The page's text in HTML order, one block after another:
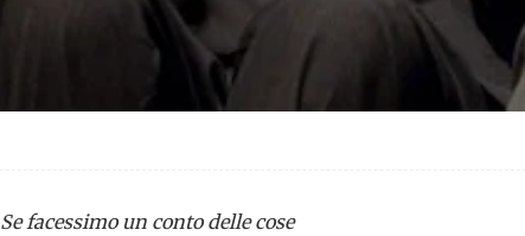
Se facessimo un conto delle cose